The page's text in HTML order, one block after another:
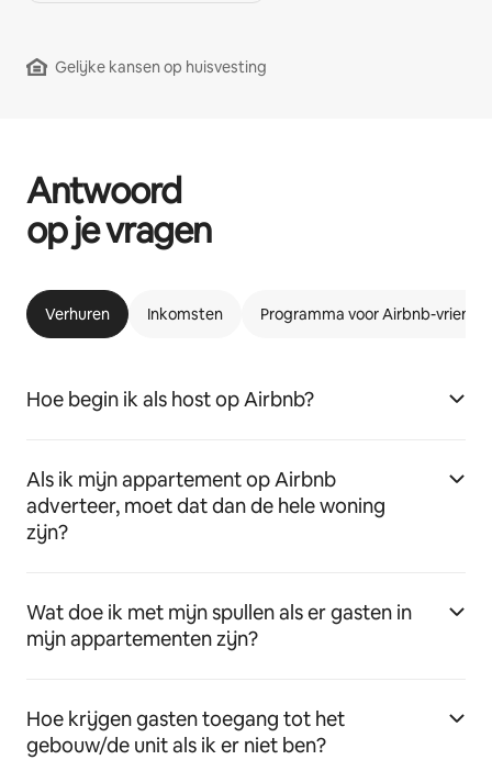
Gelijke kansen op huisvesting
Antwoord
op je vragen
Verhuren Inkomsten Programma voor Airbnb-
Hoe begin ik als host op Airbnb?
Als ik mijn appartement op Airbnb
adverteer, moet dat dan de hele woning
zijn?
Wat doe ik met mijn spullen als er gasten in
mijn appartementen zijn?
Hoe krijgen gasten toegang tot het
gebouw/de unit als ik er niet ben?